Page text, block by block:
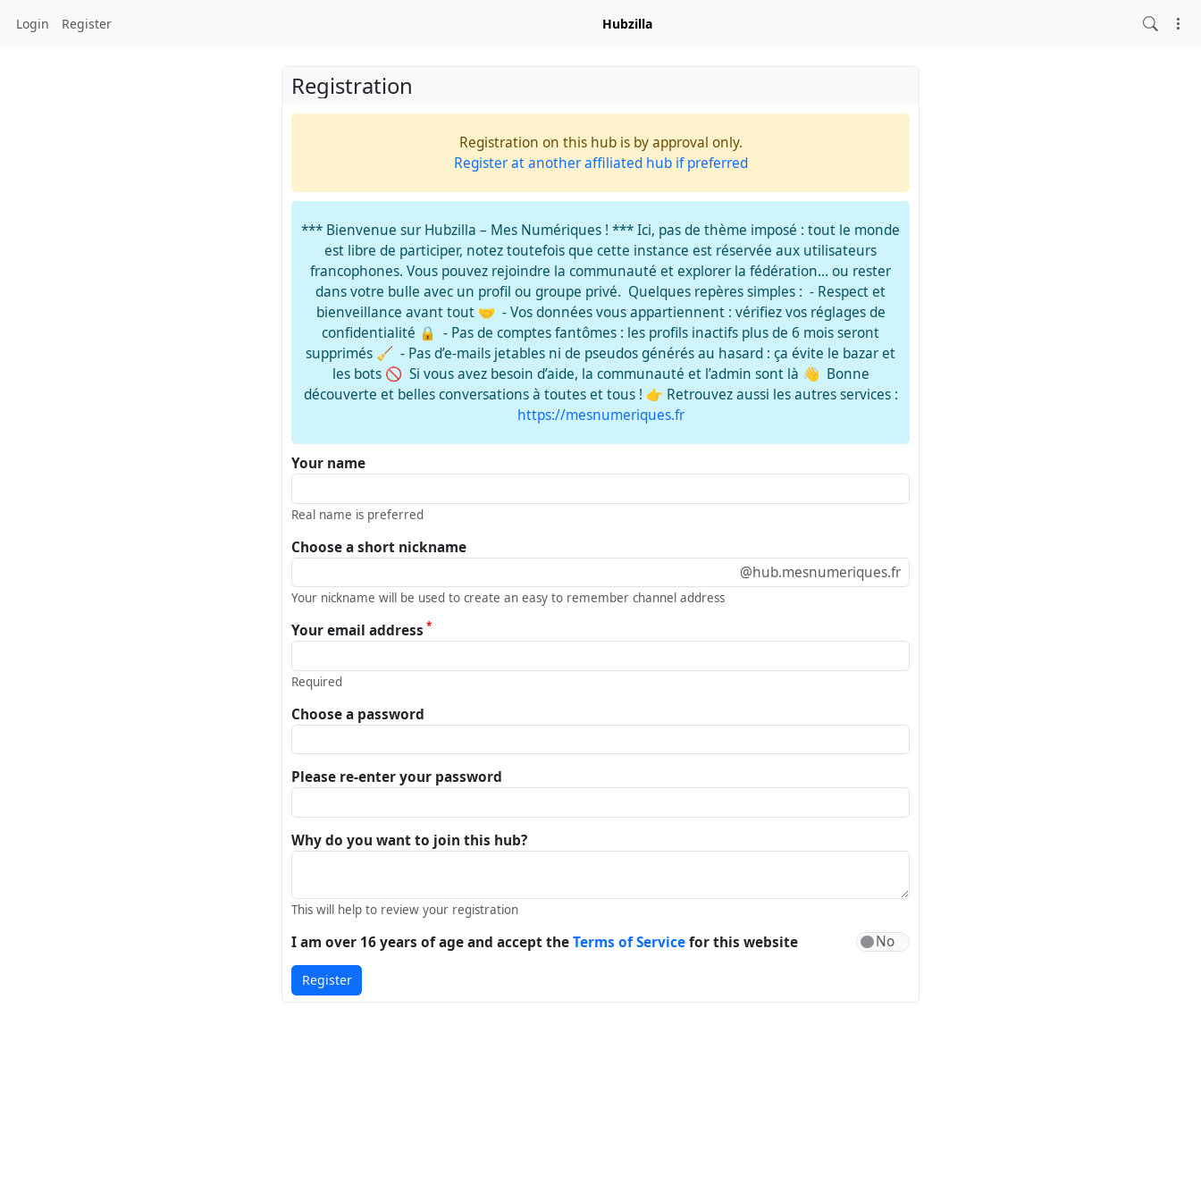
Login Register Hubzilla
Registration
Registration on this hub is by approval only.
Register at another affiliated hub if preferred
*** Bienvenue sur Hubzilla – Mes Numériques ! *** Ici, pas de thème imposé : tout le monde
est libre de participer, notez toutefois que cette instance est réservée aux utilisateurs
francophones. Vous pouvez rejoindre la communauté et explorer la fédération… ou rester
dans votre bulle avec un profil ou groupe privé. Quelques repères simples : - Respect et
bienveillance avant tout 🤝 - Vos données vous appartiennent : vérifiez vos réglages de
confidentialité 🔒 - Pas de comptes fantômes : les profils inactifs plus de 6 mois seront
supprimés 🧹 - Pas d’e-mails jetables ni de pseudos générés au hasard : ça évite le bazar et
les bots 🚫 Si vous avez besoin d’aide, la communauté et l’admin sont là 👋 Bonne
découverte et belles conversations à toutes et tous ! 👉 Retrouvez aussi les autres services :
https://mesnumeriques.fr
Your name
Real name is preferred
@hub.mesnumeriques.fr
Choose a short nickname
Your nickname will be used to create an easy to remember channel address
Your email address *
Required
Choose a password
Please re-enter your password
Why do you want to join this hub?
This will help to review your registration
I am over 16 years of age and accept theTerms of Servicefor this website
Register